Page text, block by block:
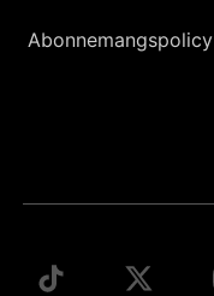
Abonnemangspolicy